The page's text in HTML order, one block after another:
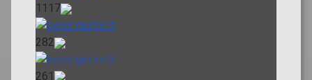
1117
282
261